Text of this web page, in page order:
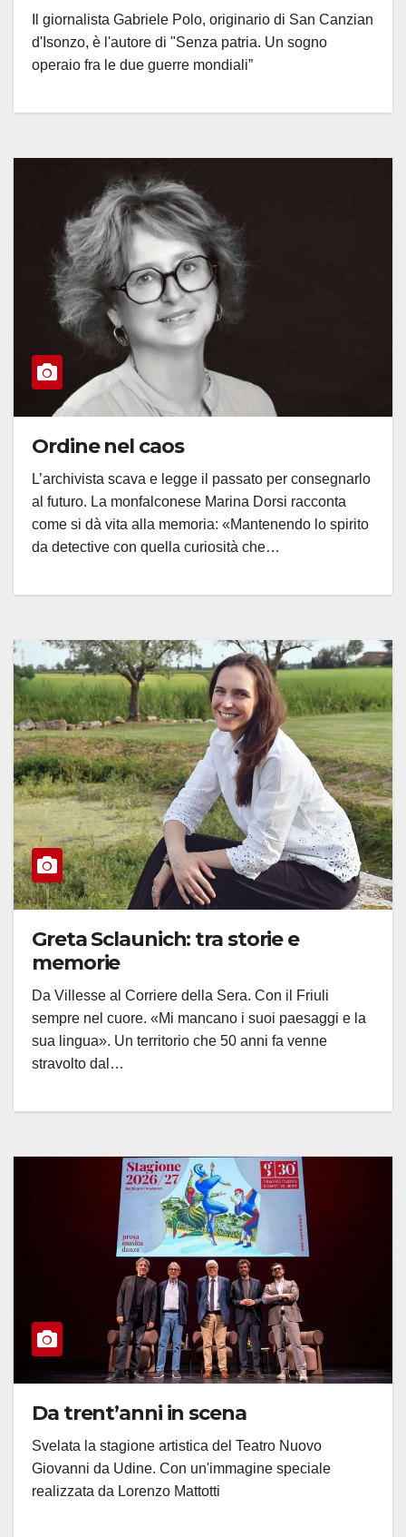
Il giornalista Gabriele Polo, originario di San Canzian
d'Isonzo, è l'autore di "Senza patria. Un sogno
operaio fra le due guerre mondiali”
Ordine nel caos
L’archivista scava e legge il passato per consegnarlo
al futuro. La monfalconese Marina Dorsi racconta
come si dà vita alla memoria: «Mantenendo lo spirito
da detective con quella curiosità che…
Greta Sclaunich: tra storie e
memorie
Da Villesse al Corriere della Sera. Con il Friuli
sempre nel cuore. «Mi mancano i suoi paesaggi e la
sua lingua». Un territorio che 50 anni fa venne
stravolto dal…
Da trent’anni in scena
Svelata la stagione artistica del Teatro Nuovo
Giovanni da Udine. Con un'immagine speciale
realizzata da Lorenzo Mattotti